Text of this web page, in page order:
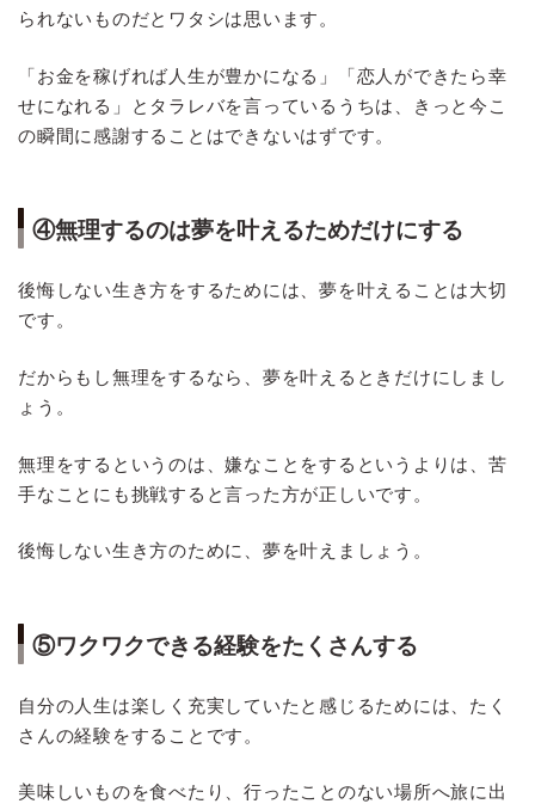
られないものだとワタシは思います。
「お金を稼げれば人生が豊かになる」「恋人ができたら幸
せになれる」とタラレバを言っているうちは、きっと今こ
の瞬間に感謝することはできないはずです。
④無理するのは夢を叶えるためだけにする
後悔しない生き方をするためには、夢を叶えることは大切
です。
だからもし無理をするなら、夢を叶えるときだけにしまし
ょう。
無理をするというのは、嫌なことをするというよりは、苦
手なことにも挑戦すると言った方が正しいです。
後悔しない生き方のために、夢を叶えましょう。
⑤ワクワクできる経験をたくさんする
自分の人生は楽しく充実していたと感じるためには、たく
さんの経験をすることです。
美味しいものを食べたり、行ったことのない場所へ旅に出